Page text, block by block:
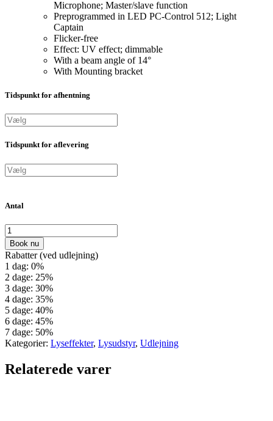
Microphone; Master/slave function
Preprogrammed in LED PC-Control 512; Light
Captain
Flicker-free
Effect: UV effect; dimmable
With a beam angle of 14°
With Mounting bracket
Tidspunkt for afhentning
Tidspunkt for aflevering
Antal
Book nu
Rabatter (ved udlejning)
1 dag: 0%
2 dage: 25%
3 dage: 30%
4 dage: 35%
5 dage: 40%
6 dage: 45%
7 dage: 50%
Kategorier: Lyseffekter, Lysudstyr, Udlejning
Relaterede varer